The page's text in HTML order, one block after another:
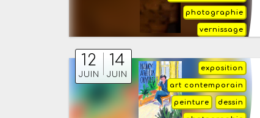
photographie
vernissage
12
JUIN
14
JUIN
exposition
art contemporain
dessin
peinture